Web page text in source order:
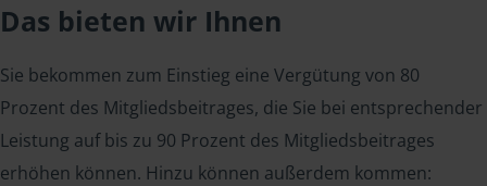
Das bieten wir Ihnen
Sie bekommen zum Einstieg eine Vergütung von 80
Prozent des Mitgliedsbeitrages, die Sie bei entsprechender
Leistung auf bis zu 90 Prozent des Mitgliedsbeitrages
erhöhen können. Hinzu können außerdem kommen: